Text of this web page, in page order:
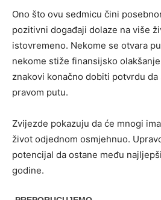
Ono što ovu sedmicu čini
pozitivni događaji dolaze na više
istovremeno. Nekome se otvara
nekome stiže finansijsko
znakovi konačno dobiti potvrdu
pravom putu.
Zvijezde pokazuju da će mnogi
život odjednom osmjehnuo.
potencijal da ostane među
godine.